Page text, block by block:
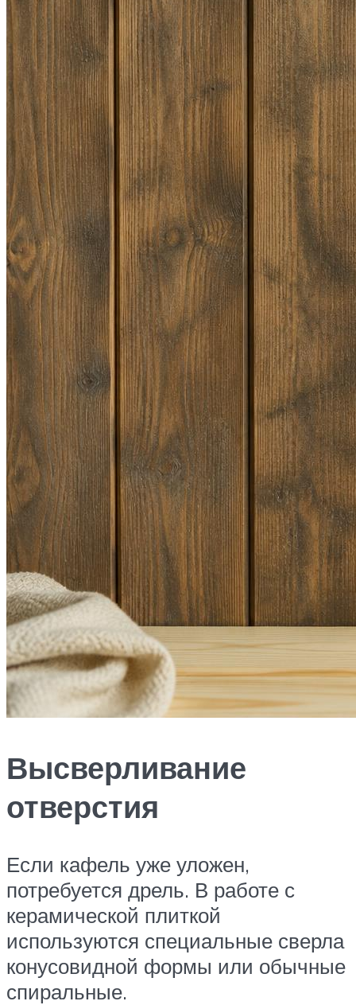
Высверливание
отверстия
Если кафель уже уложен,
потребуется дрель. В работе с
керамической плиткой
используются специальные сверла
конусовидной формы или обычные
спиральные.